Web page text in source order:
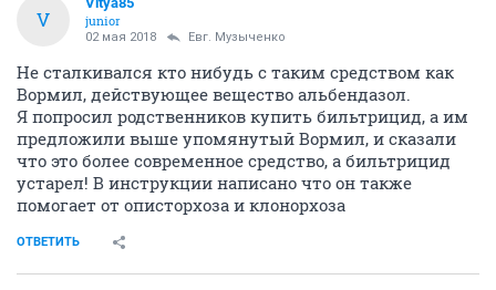
V
junior
02 мая 2018 Евг. Музыченко
Не сталкивался кто нибудь с таким средством как
Вормил, действующее вещество альбендазол.
Я попросил родственников купить бильтрицид, а им
предложили выше упомянутый Вормил, и сказали
что это более современное средство, а бильтрицид
устарел! В инструкции написано что он также
помогает от описторхоза и клонорхоза
ОТВЕТИТЬ